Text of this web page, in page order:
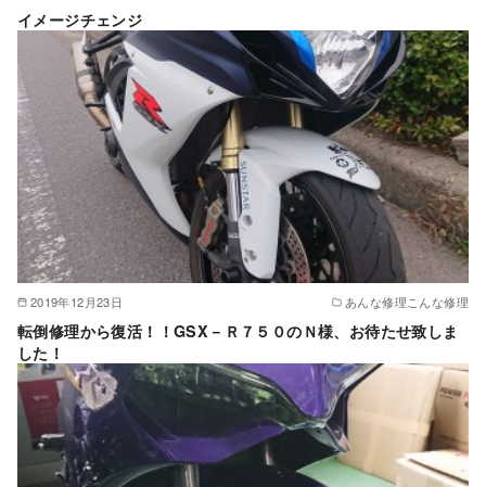
イメージチェンジ
2019年12月23日 あんな修理こんな修理
転倒修理から復活！！GSX－Ｒ７５０のＮ様、お待たせ致しま
した！